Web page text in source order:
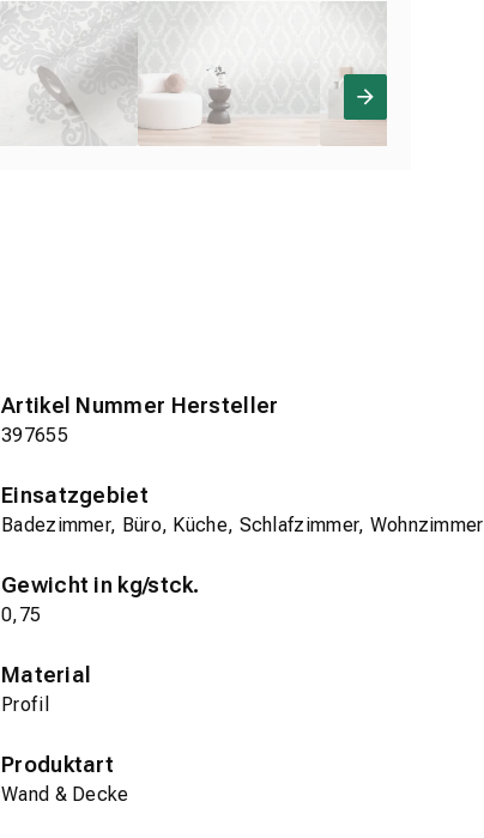
Artikel Nummer Hersteller
397655
Einsatzgebiet
Badezimmer, Büro, Küche, Schlafzimmer, Wohnzimmer
Gewicht in kg/stck.
0,75
Material
Profil
Produktart
Wand & Decke